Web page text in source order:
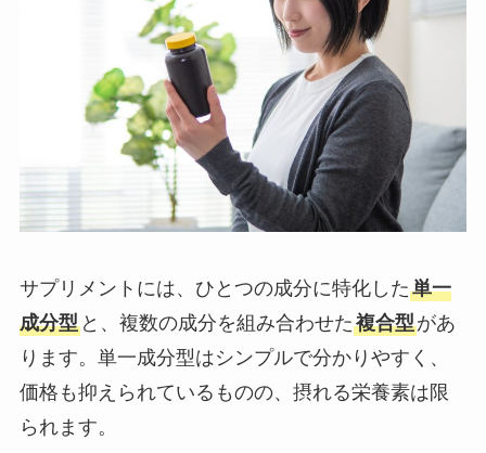
サプリメントには、ひとつの成分に特化した単一
成分型と、複数の成分を組み合わせた複合型があ
ります。単一成分型はシンプルで分かりやすく、
価格も抑えられているものの、摂れる栄養素は限
られます。